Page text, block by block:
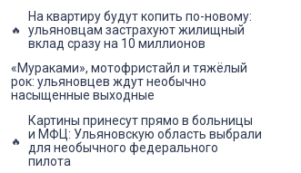
На квартиру будут копить по-новому:
ульяновцам застрахуют жилищный
вклад сразу на 10 миллионов
«Мураками», мотофристайл и тяжёлый
рок: ульяновцев ждут необычно
насыщенные выходные
Картины принесут прямо в больницы
и МФЦ: Ульяновскую область выбрали
для необычного федерального
пилота